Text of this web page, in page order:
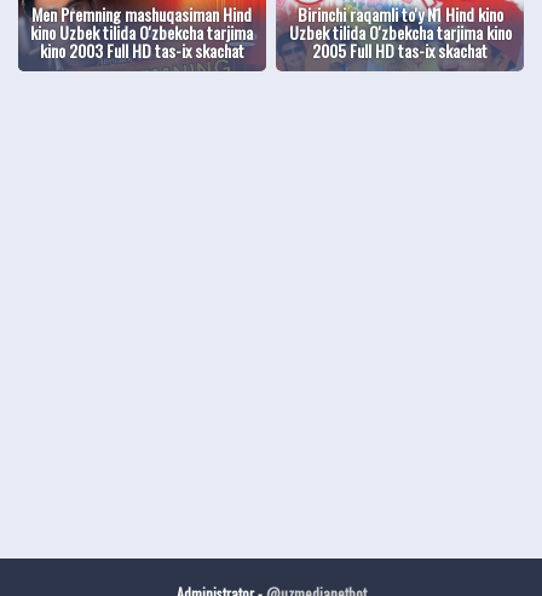
Men Premning mashuqasiman Hind
kino Uzbek tilida O'zbekcha tarjima
kino 2003 Full HD tas-ix skachat
Birinchi raqamli to'y N1 Hind kino
Uzbek tilida O'zbekcha tarjima kino
2005 Full HD tas-ix skachat